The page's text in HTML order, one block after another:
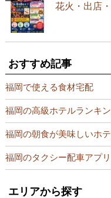
花火・出店
おすすめ記事
福岡で使える食材宅配
福岡の高級ホテルランキ
福岡の朝食が美味しいホ
福岡のタクシー配車アプ
エリアから探す